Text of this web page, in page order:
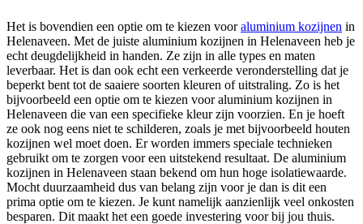
Het is bovendien een optie om te kiezen vooraluminium kozijnen in
Helenaveen. Met de juiste aluminium kozijnen in Helenaveen heb je
echt deugdelijkheid in handen. Ze zijn in alle types en maten
leverbaar. Het is dan ook echt een verkeerde veronderstelling dat je
beperkt bent tot de saaiere soorten kleuren of uitstraling. Zo is het
bijvoorbeeld een optie om te kiezen voor aluminium kozijnen in
Helenaveen die van een specifieke kleur zijn voorzien. En je hoeft
ze ook nog eens niet te schilderen, zoals je met bijvoorbeeld houten
kozijnen wel moet doen. Er worden immers speciale technieken
gebruikt om te zorgen voor een uitstekend resultaat. De aluminium
kozijnen in Helenaveen staan bekend om hun hoge isolatiewaarde.
Mocht duurzaamheid dus van belang zijn voor je dan is dit een
prima optie om te kiezen. Je kunt namelijk aanzienlijk veel onkosten
besparen. Dit maakt het een goede investering voor bij jou thuis.